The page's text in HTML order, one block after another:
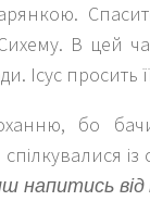
В цей
Ісус просить
бо
напитись від